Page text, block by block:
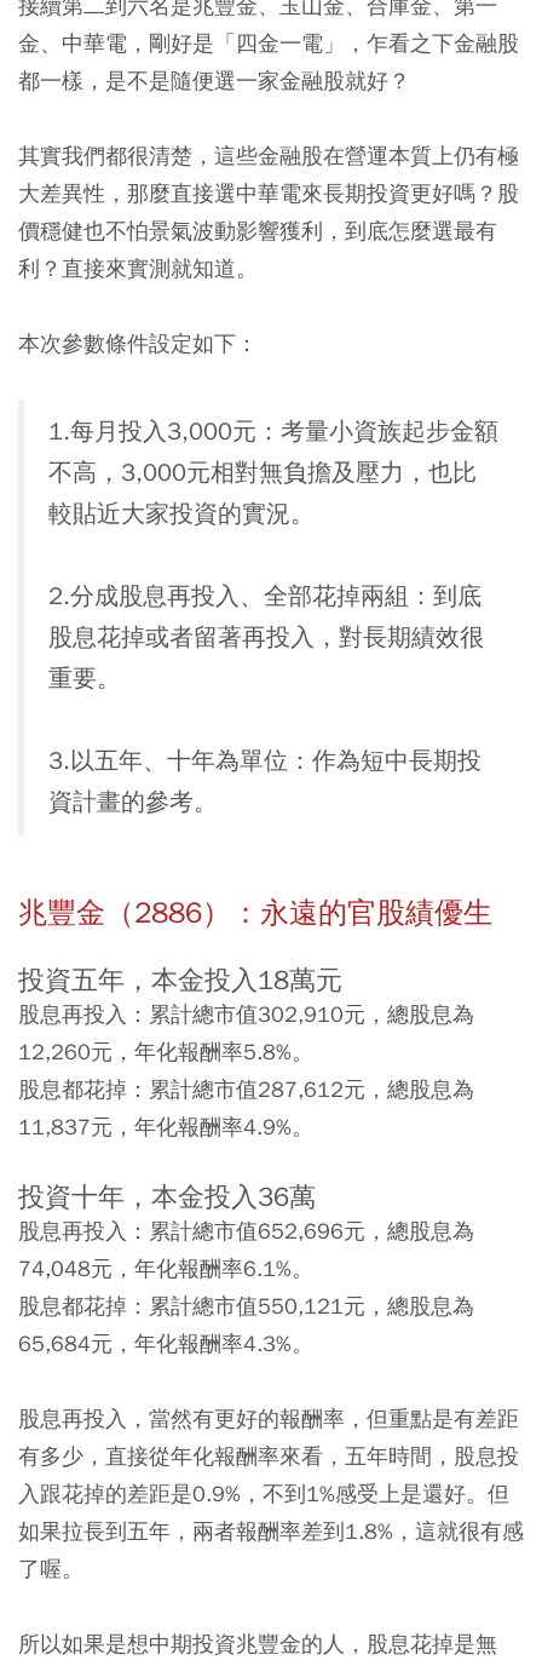
接續第二到六名是兆豐金、玉山金、合庫金、第一
金、中華電，剛好是「四金一電」，乍看之下金融股
都一樣，是不是隨便選一家金融股就好？
其實我們都很清楚，這些金融股在營運本質上仍有極
大差異性，那麼直接選中華電來長期投資更好嗎？股
價穩健也不怕景氣波動影響獲利，到底怎麼選最有
利？直接來實測就知道。
本次參數條件設定如下：
1.每月投入3,000元：考量小資族起步金額
不高，3,000元相對無負擔及壓力，也比
較貼近大家投資的實況。
2.分成股息再投入、全部花掉兩組：到底
股息花掉或者留著再投入，對長期績效很
重要。
3.以五年、十年為單位：作為短中長期投
資計畫的參考。
兆豐金（2886）：永遠的官股績優生
投資五年，本金投入18萬元
股息再投入：累計總市值302,910元，總股息為
12,260元，年化報酬率5.8%。
股息都花掉：累計總市值287,612元，總股息為
11,837元，年化報酬率4.9%。
投資十年，本金投入36萬
股息再投入：累計總市值652,696元，總股息為
74,048元，年化報酬率6.1%。
股息都花掉：累計總市值550,121元，總股息為
65,684元，年化報酬率4.3%。
股息再投入，當然有更好的報酬率，但重點是有差距
有多少，直接從年化報酬率來看，五年時間，股息投
入跟花掉的差距是0.9%，不到1%感受上是還好。但
如果拉長到五年，兩者報酬率差到1.8%，這就很有感
了喔。
所以如果是想中期投資兆豐金的人，股息花掉是無